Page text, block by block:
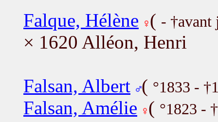
Falque, Hélène ( - †avant
× 1620 Alléon, Henri
Falsan, Albert ( °1833 -
Falsan, Amélie ( °1823 -